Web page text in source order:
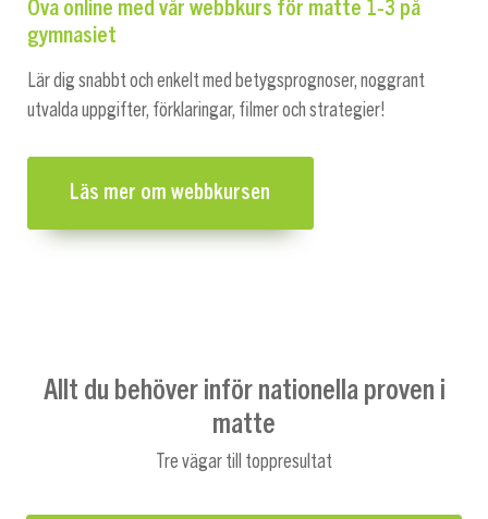
gymnasiet
Lär dig snabbt och enkelt med betygsprognoser, noggrant
utvalda uppgifter, förklaringar, filmer och strategier!
Läs mer om webbkursen
Allt du behöver inför nationella proven i
matte
Tre vägar till toppresultat